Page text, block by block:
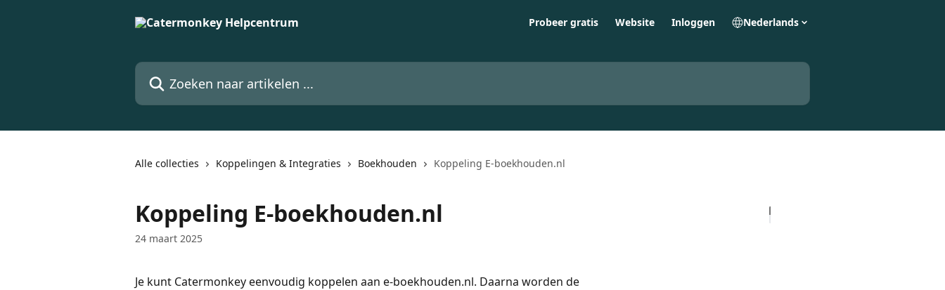
Probeer gratis Website Inloggen Nederlands
Zoeken naar artikelen ...
Alle collecties Koppelingen & Integraties Boekhouden Koppeling E-boekhouden.nl
Koppeling E-boekhouden.nl
24 maart 2025
Je kunt Catermonkey eenvoudig koppelen aan e-boekhouden.nl. Daarna worden de